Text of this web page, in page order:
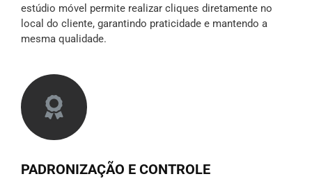
estúdio móvel permite realizar cliques diretamente no
local do cliente, garantindo praticidade e mantendo a
mesma qualidade.
PADRONIZAÇÃO E CONTROLE